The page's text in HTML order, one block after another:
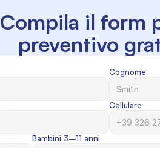
Compila il form
preventivo
Cognome
Cellulare
Bambini 3–11 anni